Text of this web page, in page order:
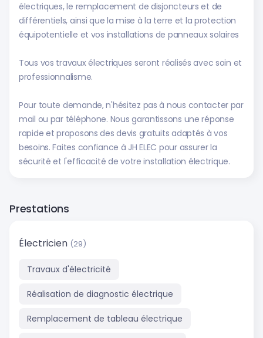
électriques, le remplacement de disjoncteurs et de
différentiels, ainsi que la mise à la terre et la protection
équipotentielle et vos installations de panneaux solaires
Tous vos travaux électriques seront réalisés avec soin et
professionnalisme.
Pour toute demande, n'hésitez pas à nous contacter par
mail ou par téléphone. Nous garantissons une réponse
rapide et proposons des devis gratuits adaptés à vos
besoins. Faites confiance à JH ELEC pour assurer la
sécurité et l'efficacité de votre installation électrique.
Prestations
Électricien (29)
Travaux d'électricité
Réalisation de diagnostic électrique
Remplacement de tableau électrique